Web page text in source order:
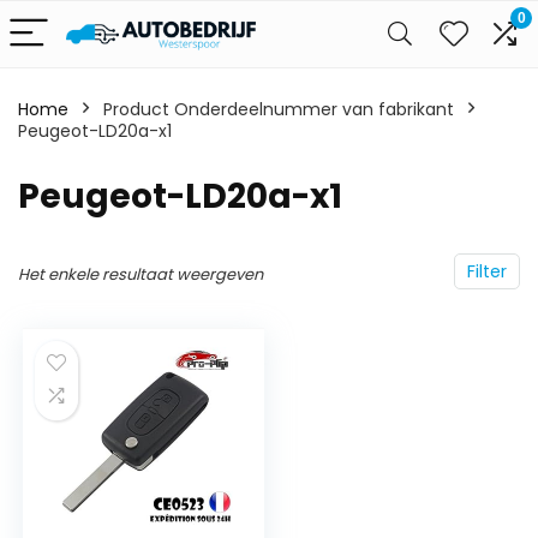
0
Home Product Onderdeelnummer van fabrikant
Peugeot-LD20a-x1
‎Peugeot-LD20a-x1
Filter
Het enkele resultaat weergeven